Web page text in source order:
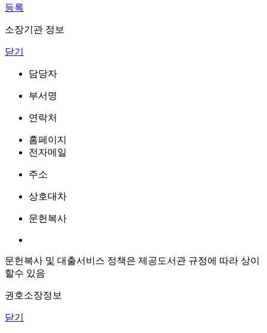
등록
소장기관 정보
닫기
담당자
부서명
연락처
홈페이지
전자메일
주소
상호대차
문헌복사
문헌복사 및 대출서비스 정책은 제공도서관 규정에 따라 상이
할수 있음
권호소장정보
닫기